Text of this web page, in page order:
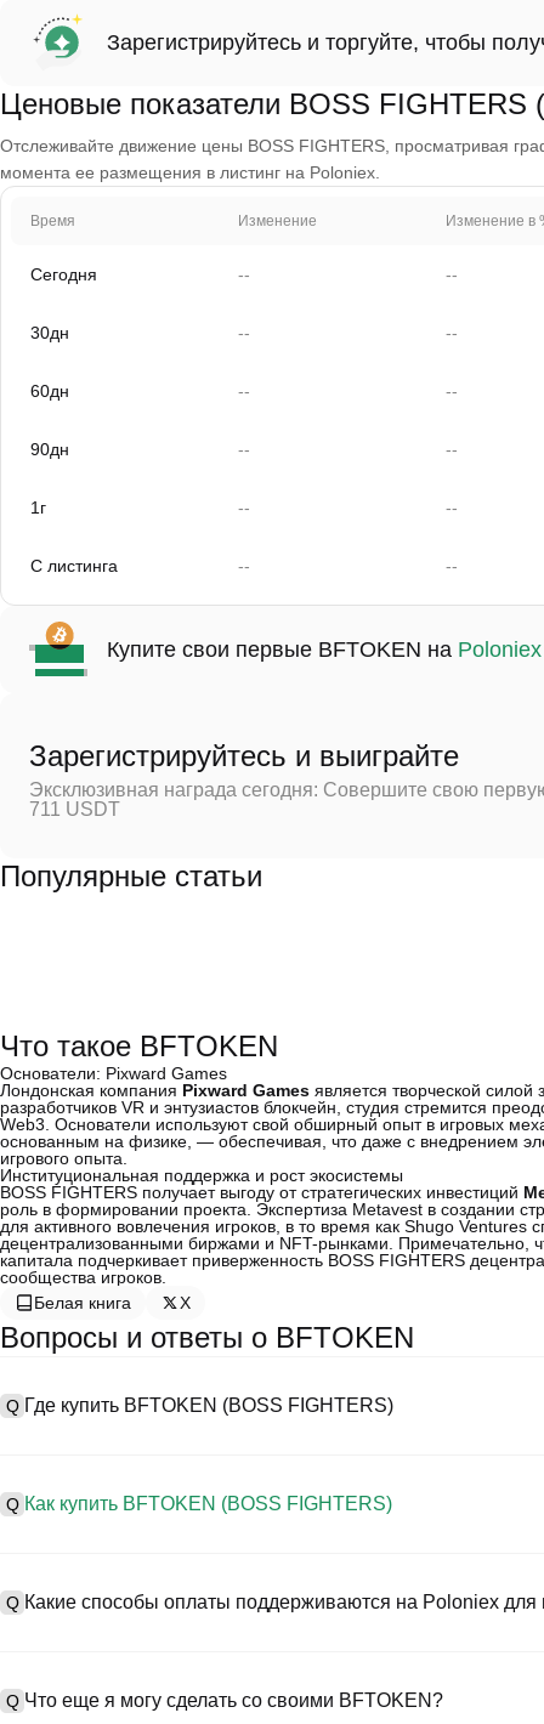
Зарегистрируйтесь и торгуйте, чтобы
Ценовые показатели BOSS FIGHTERS
Отслеживайте движение цены BOSS FIGHTERS, просматривая
момента ее размещения в листинг на Poloniex.
Время Изменение Изменение в
Сегодня -- --
30дн -- --
60дн -- --
90дн -- --
1г -- --
С листинга -- --
Купите свои первые BFTOKEN на Poloniex
Зарегистрируйтесь и выиграйте
Эксклюзивная награда сегодня: Совершите свою
711 USDT
Популярные статьи
Что такое BFTOKEN
Основатели: Pixward Games
Лондонская компания Pixward Games является творческой
разработчиков VR и энтузиастов блокчейн, студия стремится
Web3. Основатели используют свой обширный опыт в игровых
основанным на физике, — обеспечивая, что даже с внедрением
игрового опыта.
Институциональная поддержка и рост экосистемы
BOSS FIGHTERS получает выгоду от стратегических инвестиций
роль в формировании проекта. Экспертиза Metavest в создании
для активного вовлечения игроков, в то время как Shugo Ventures
децентрализованными биржами и NFT-рынками. Примечательно,
капитала подчеркивает приверженность BOSS FIGHTERS
сообщества игроков.
Белая книга
X
Вопросы и ответы о BFTOKEN
Q Где купить BFTOKEN (BOSS FIGHTERS)
предоставляют удобные интерфейсы, высокую ликвидность и
Например, Poloniex поддерживает торговлю разнообразными
Процесс покупки BOSS FIGHTERS на CEX следующий:
1. Создайте учетную запись и пройдите KYC-верификацию.
4. Разместите рыночный/лимитный ордер на покупку.
Q Как купить BFTOKEN (BOSS FIGHTERS)
торговать BFTOKEN (BOSS FIGHTERS) и широким спектром
Q Какие способы оплаты поддерживаются на Poloniex
1) Кредитные/дебетовые карты (такие как Visa и Mastercard)
2) P2P-торговля для покупки USDT у других пользователей
Q Что еще я могу сделать со своими BFTOKEN?